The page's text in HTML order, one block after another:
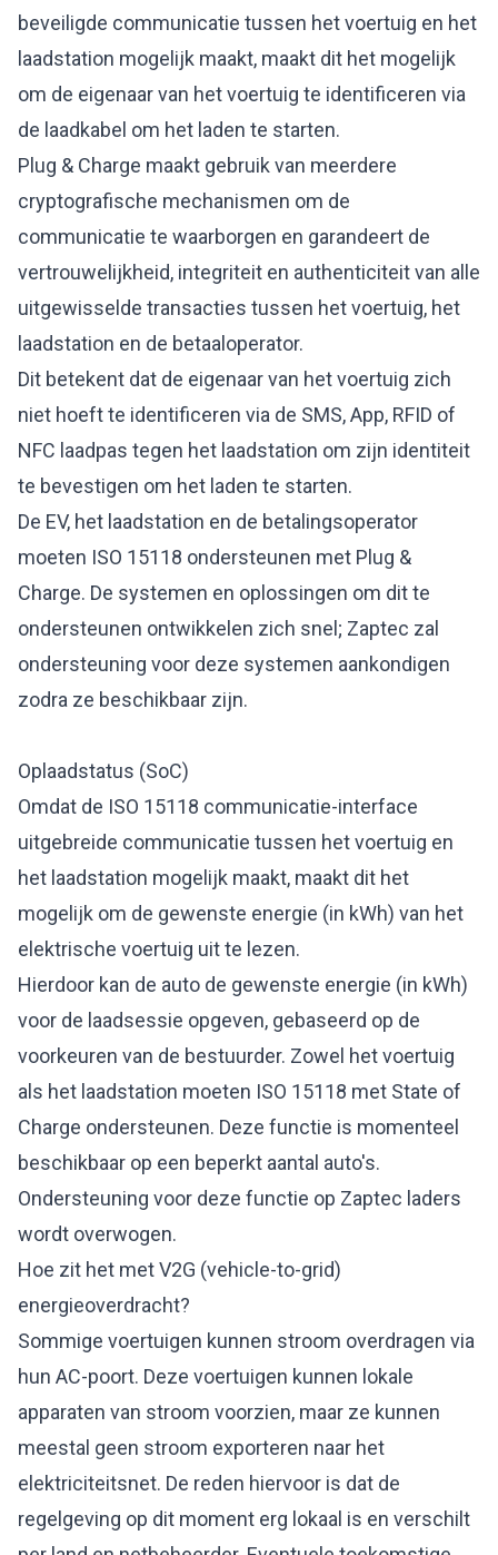
beveiligde communicatie tussen het voertuig en het
laadstation mogelijk maakt, maakt dit het mogelijk
om de eigenaar van het voertuig te identificeren via
de laadkabel om het laden te starten.
Plug & Charge maakt gebruik van meerdere
cryptografische mechanismen om de
communicatie te waarborgen en garandeert de
vertrouwelijkheid, integriteit en authenticiteit van alle
uitgewisselde transacties tussen het voertuig, het
laadstation en de betaaloperator.
Dit betekent dat de eigenaar van het voertuig zich
niet hoeft te identificeren via de SMS, App, RFID of
NFC laadpas tegen het laadstation om zijn identiteit
te bevestigen om het laden te starten.
De EV, het laadstation en de betalingsoperator
moeten ISO 15118 ondersteunen met Plug &
Charge. De systemen en oplossingen om dit te
ondersteunen ontwikkelen zich snel; Zaptec zal
ondersteuning voor deze systemen aankondigen
zodra ze beschikbaar zijn.
Oplaadstatus (SoC)
Omdat de ISO 15118 communicatie-interface
uitgebreide communicatie tussen het voertuig en
het laadstation mogelijk maakt, maakt dit het
mogelijk om de gewenste energie (in kWh) van het
elektrische voertuig uit te lezen.
Hierdoor kan de auto de gewenste energie (in kWh)
voor de laadsessie opgeven, gebaseerd op de
voorkeuren van de bestuurder. Zowel het voertuig
als het laadstation moeten ISO 15118 met State of
Charge ondersteunen. Deze functie is momenteel
beschikbaar op een beperkt aantal auto's.
Ondersteuning voor deze functie op Zaptec laders
wordt overwogen.
Hoe zit het met V2G (vehicle-to-grid)
energieoverdracht?
Sommige voertuigen kunnen stroom overdragen via
hun AC-poort. Deze voertuigen kunnen lokale
apparaten van stroom voorzien, maar ze kunnen
meestal geen stroom exporteren naar het
elektriciteitsnet. De reden hiervoor is dat de
regelgeving op dit moment erg lokaal is en verschilt